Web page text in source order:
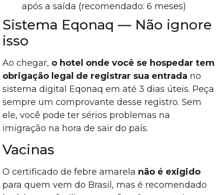
após a saída (recomendado: 6 meses)
Sistema Eqonaq — Não ignore
isso
Ao chegar, o hotel onde você se hospedar tem
obrigação legal de registrar sua entrada no
sistema digital Eqonaq em até 3 dias úteis. Peça
sempre um comprovante desse registro. Sem
ele, você pode ter sérios problemas na
imigração na hora de sair do país.
Vacinas
O certificado de febre amarela não é exigido
para quem vem do Brasil, mas é recomendado